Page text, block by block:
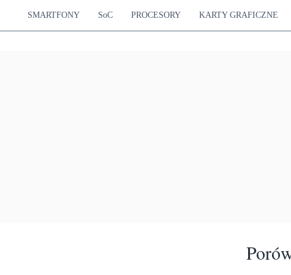
SMARTFONY SoC PROCESORY KARTY GRAFICZNE